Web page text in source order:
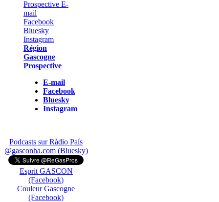
Région
Gascogne
Prospective
E-mail
Facebook
Bluesky
Instagram
Podcasts sur Ràdio País
@gasconha.com (Bluesky)
Esprit GASCON
(Facebook)
Couleur Gascogne
(Facebook)